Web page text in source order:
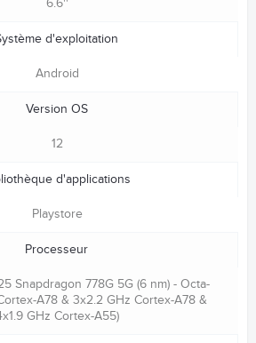
6.6''
d'exploitation
Android
Version OS
12
d'applications
Playstore
Processeur
Snapdragon 778G 5G (6 nm) - Octa-
A78 & 3x2.2 GHz Cortex-A78 &
GHz Cortex-A55)